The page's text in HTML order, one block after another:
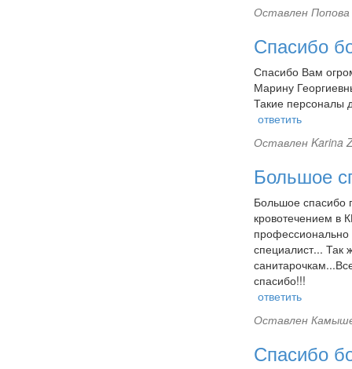
Оставлен
Спасибо
Спасибо Вам
Марину
Такие персоналы
ответить
Оставлен Karina
Большое
Большое спасибо
кровотечением в
специалист... Так
спасибо!!!
ответить
Оставлен
Спасибо